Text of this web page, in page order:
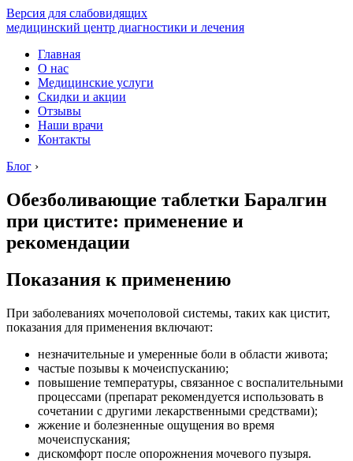
Версия для слабовидящих
медицинский центр диагностики и лечения
Главная
О нас
Медицинские услуги
Скидки и акции
Отзывы
Наши врачи
Контакты
Блог ›
Обезболивающие таблетки Баралгин
при цистите: применение и
рекомендации
Показания к применению
При заболеваниях мочеполовой системы, таких как цистит,
показания для применения включают:
незначительные и умеренные боли в области живота;
частые позывы к мочеиспусканию;
повышение температуры, связанное с воспалительными
процессами (препарат рекомендуется использовать в
сочетании с другими лекарственными средствами);
жжение и болезненные ощущения во время
мочеиспускания;
дискомфорт после опорожнения мочевого пузыря.